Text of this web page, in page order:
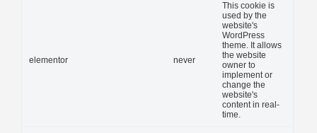
elementor never
This cookie is
used by the
website's
WordPress
theme. It allows
the website
owner to
implement or
change the
website's
content in real-
time.